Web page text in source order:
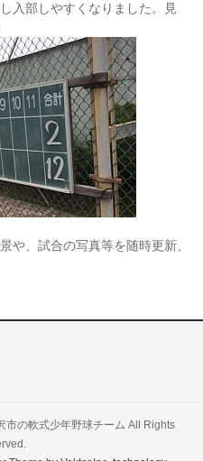
入部しやすくなりました。見
や、試合の写真等を随時更新、
市の軟式少年野球チーム All Rights